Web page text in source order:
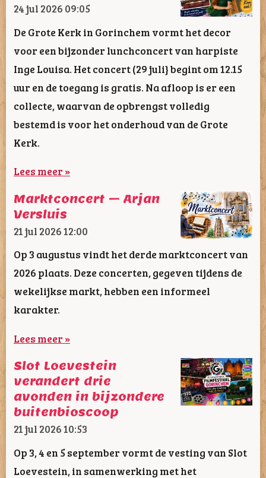
24 jul 2026 09:05
De Grote Kerk in Gorinchem vormt het decor
voor een bijzonder lunchconcert van harpiste
Inge Louisa. Het concert (29 juli} begint om 12.15
uur en de toegang is gratis. Na afloop is er een
collecte, waarvan de opbrengst volledig
bestemd is voor het onderhoud van de Grote
Kerk.
Lees meer »
Marktconcert – Arjan
Versluis
21 jul 202612:00
Op 3 augustus vindt het derde marktconcert van
2026 plaats. Deze concerten, gegeven tijdens de
wekelijkse markt, hebben een informeel
karakter.
Lees meer »
Slot Loevestein
verandert drie
avonden in bijzondere
buitenbioscoop
21 jul 202610:53
Op 3, 4 en 5 september vormt de vesting van Slot
Loevestein, in samenwerking met het